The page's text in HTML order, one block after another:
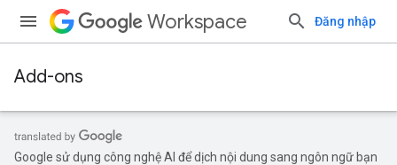
Workspace Đăng nhập
Add-ons
Google sử dụng công nghệ AI để dịch nội dung sang ngôn ngữ bạn